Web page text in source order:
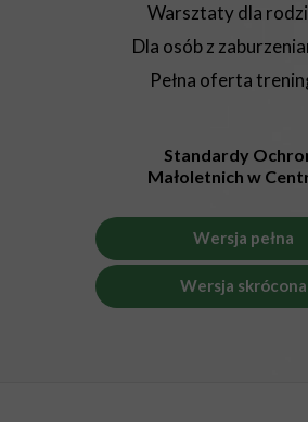
Standardy
Małoletnich w
Wersja skrócona
Wersja pełna
Warsztaty dla
Dla osób z
Pełna oferta